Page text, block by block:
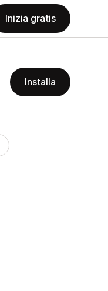
Inizia gratis
Installa